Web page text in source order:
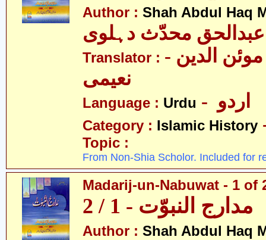
Author : Shah Abdul Haq
محدّث دہلوی
Translator : - سیّد غلام موئن الدین
Language : Urdu
Category : Islamic History
Topic :
From Non-Shia Scholor. Included for
Madarij-un-Nabuwat - 1 of
مدارج النبوّت - 1 / 2
Author : Shah Abdul Haq